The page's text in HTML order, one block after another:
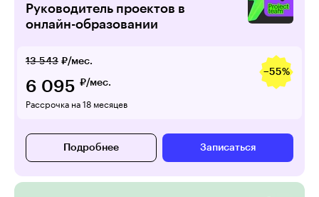
Руководитель проектов в
онлайн-образовании
13 543 ₽/мес.
−55%
6 095 ₽/мес.
Рассрочка на 18 месяцев
Подробнее Записаться